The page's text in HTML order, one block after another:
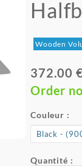
Wooden
372.00
Order
Couleur :
Quantité :